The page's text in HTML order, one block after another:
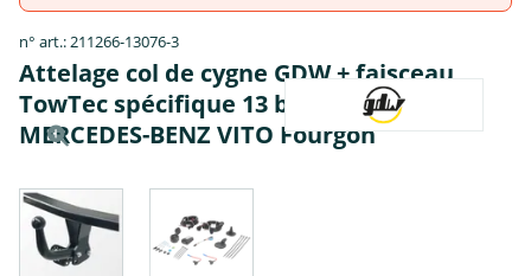
n° art.: 211266-13076-3
Attelage col de cygne GDW + faisceau
TowTec spécifique 13 broches -
MERCEDES-BENZ VITO Fourgon